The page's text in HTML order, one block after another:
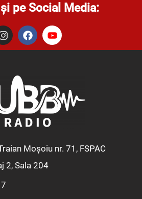
pe Social Media:
I
n
s
m
F
a
c
o
k
Y
o
u
e
Moșoiu nr. 71, FSPAC
2, Sala 204